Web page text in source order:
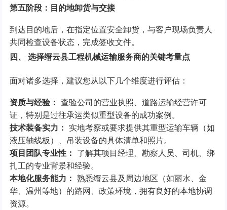
第五阶段：目的地卸货与交接
到达目的地后，在指定位置安全卸货，与客户现场负责人
共同检查设备状态，完成签收文件。
四、 选择缙云县工程机械运输服务商的关键考量点
面对诸多选择，建议您从以下几个维度进行评估：
资质与经验： 查验公司的营业执照、道路运输经营许可
证，特别是过往承运类似重型设备的成功案例。
技术装备实力： 实地考察或要求提供其重型运输车辆（如
液压轴线板）、吊装设备的具体清单和照片。
项目团队专业性： 了解其项目经理、勘察人员、司机、绑
扎工的专业背景和经验。
本地化服务能力： 熟悉缙云县及周边地区（如丽水、金
华、温州等地）的路网、政策环境，拥有良好的本地协调
资源。